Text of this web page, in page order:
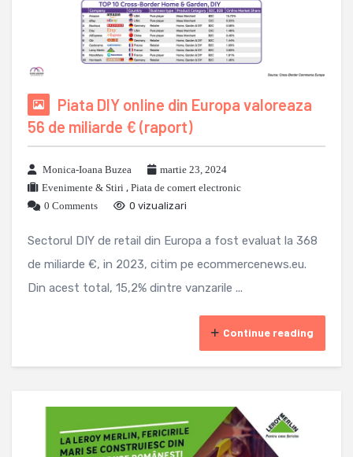
Piata DIY online din Europa valoreaza
56 de miliarde € (raport)
Monica-Ioana Buzea
martie 23, 2024
Evenimente & Stiri , Piata de comert electronic
0 Comments
0 vizualizari
Sectorul DIY de retail din Europa a fost evaluat la 368
de miliarde €, in 2023, citim pe ecommercenews.eu.
Din acest total, 15,2% dintre vanzarile ...
Continue reading